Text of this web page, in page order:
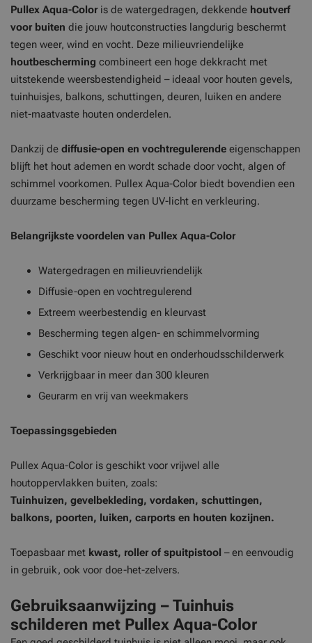
Pullex Aqua-Color is de watergedragen, dekkende houtverf
voor buiten die jouw houtconstructies langdurig beschermt
tegen weer, wind en vocht. Deze milieuvriendelijke
houtbescherming combineert een hoge dekkracht met
uitstekende weersbestendigheid – ideaal voor houten gevels,
tuinhuisjes, balkons, schuttingen, deuren, luiken en andere
niet-maatvaste houten onderdelen.
Dankzij de diffusie-open en vochtregulerende eigenschappen
blijft het hout ademen en wordt schade door vocht, algen of
schimmel voorkomen. Pullex Aqua-Color biedt bovendien een
duurzame bescherming tegen UV-licht en verkleuring.
Belangrijkste voordelen van Pullex Aqua-Color
Watergedragen en milieuvriendelijk
Diffusie-open en vochtregulerend
Extreem weerbestendig en kleurvast
Bescherming tegen algen- en schimmelvorming
Geschikt voor nieuw hout en onderhoudsschilderwerk
Verkrijgbaar in meer dan 300 kleuren
Geurarm en vrij van weekmakers
Toepassingsgebieden
Pullex Aqua-Color is geschikt voor vrijwel alle
houtoppervlakken buiten, zoals:
Tuinhuizen, gevelbekleding, vordaken, schuttingen,
balkons, poorten, luiken, carports en houten kozijnen.
Toepasbaar met kwast, roller of spuitpistool – en eenvoudig
in gebruik, ook voor doe-het-zelvers.
Gebruiksaanwijzing – Tuinhuis
schilderen met Pullex Aqua-Color